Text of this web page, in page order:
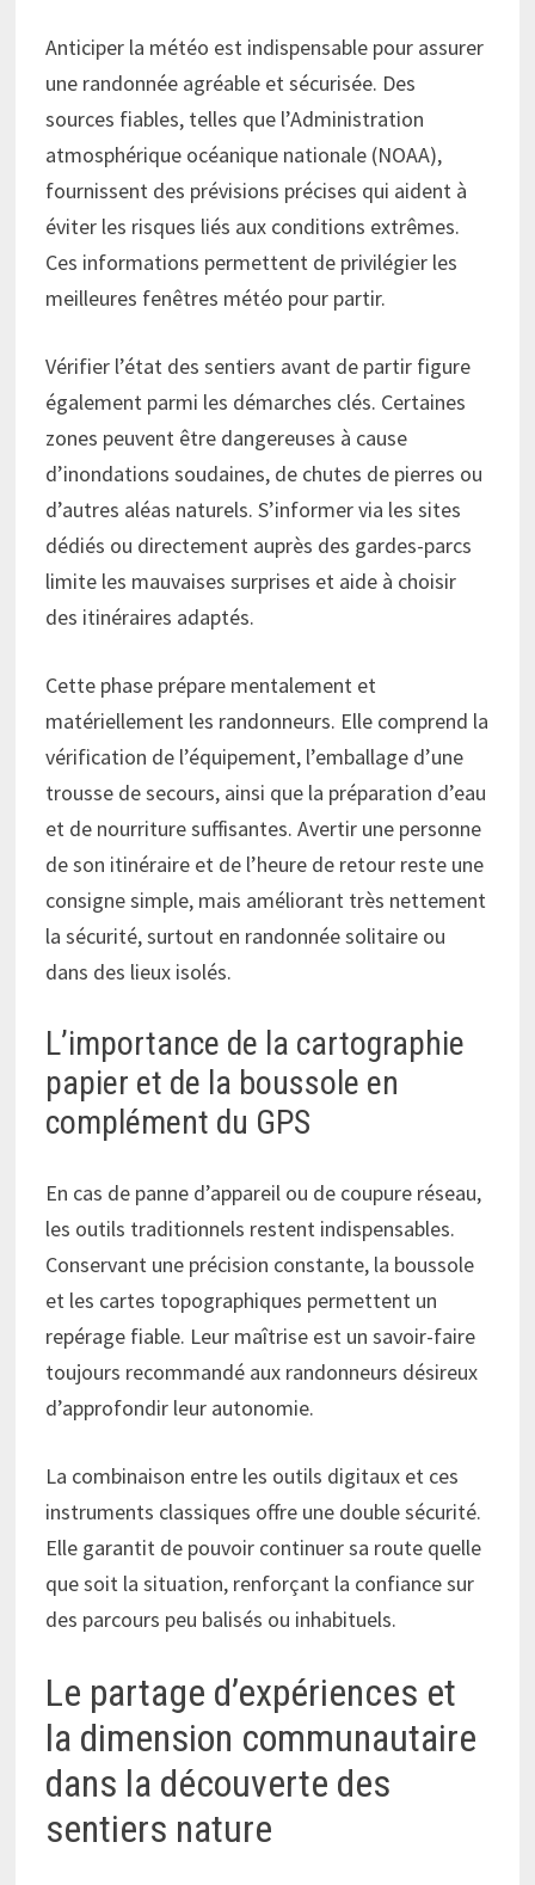
Anticiper la météo est indispensable pour assurer
une randonnée agréable et sécurisée. Des
sources fiables, telles que l’Administration
atmosphérique océanique nationale (NOAA),
fournissent des prévisions précises qui aident à
éviter les risques liés aux conditions extrêmes.
Ces informations permettent de privilégier les
meilleures fenêtres météo pour partir.
Vérifier l’état des sentiers avant de partir figure
également parmi les démarches clés. Certaines
zones peuvent être dangereuses à cause
d’inondations soudaines, de chutes de pierres ou
d’autres aléas naturels. S’informer via les sites
dédiés ou directement auprès des gardes-parcs
limite les mauvaises surprises et aide à choisir
des itinéraires adaptés.
Cette phase prépare mentalement et
matériellement les randonneurs. Elle comprend la
vérification de l’équipement, l’emballage d’une
trousse de secours, ainsi que la préparation d’eau
et de nourriture suffisantes. Avertir une personne
de son itinéraire et de l’heure de retour reste une
consigne simple, mais améliorant très nettement
la sécurité, surtout en randonnée solitaire ou
dans des lieux isolés.
L’importance de la cartographie
papier et de la boussole en
complément du GPS
En cas de panne d’appareil ou de coupure réseau,
les outils traditionnels restent indispensables.
Conservant une précision constante, la boussole
et les cartes topographiques permettent un
repérage fiable. Leur maîtrise est un savoir-faire
toujours recommandé aux randonneurs désireux
d’approfondir leur autonomie.
La combinaison entre les outils digitaux et ces
instruments classiques offre une double sécurité.
Elle garantit de pouvoir continuer sa route quelle
que soit la situation, renforçant la confiance sur
des parcours peu balisés ou inhabituels.
Le partage d’expériences et
la dimension communautaire
dans la découverte des
sentiers nature